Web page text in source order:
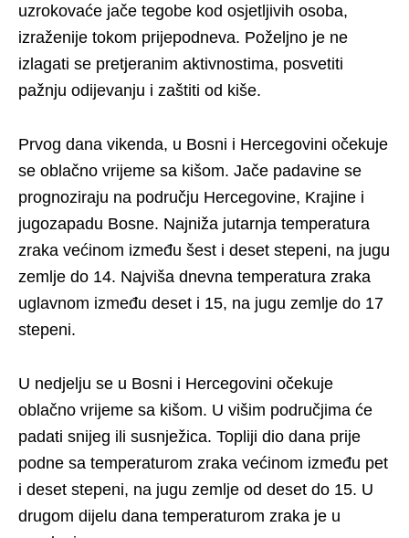
uzrokovaće jače tegobe kod osjetljivih osoba,
izraženije tokom prijepodneva. Poželjno je ne
izlagati se pretjeranim aktivnostima, posvetiti
pažnju odijevanju i zaštiti od kiše.
Prvog dana vikenda, u Bosni i Hercegovini očekuje
se oblačno vrijeme sa kišom. Jače padavine se
prognoziraju na području Hercegovine, Krajine i
jugozapadu Bosne. Najniža jutarnja temperatura
zraka većinom između šest i deset stepeni, na jugu
zemlje do 14. Najviša dnevna temperatura zraka
uglavnom između deset i 15, na jugu zemlje do 17
stepeni.
U nedjelju se u Bosni i Hercegovini očekuje
oblačno vrijeme sa kišom. U višim područjima će
padati snijeg ili susnježica. Topliji dio dana prije
podne sa temperaturom zraka većinom između pet
i deset stepeni, na jugu zemlje od deset do 15. U
drugom dijelu dana temperaturom zraka je u